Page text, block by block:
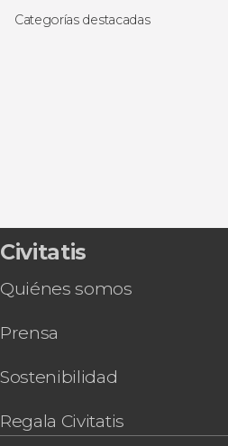
Puente de las Cadenas
Categorías destacadas
Civitatis
Quiénes somos
Prensa
Sostenibilidad
Regala Civitatis